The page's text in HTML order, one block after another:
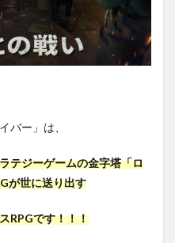
バー」は、
テジーゲームの金字塔「ロ
が世に送り出す
RPGです！！！